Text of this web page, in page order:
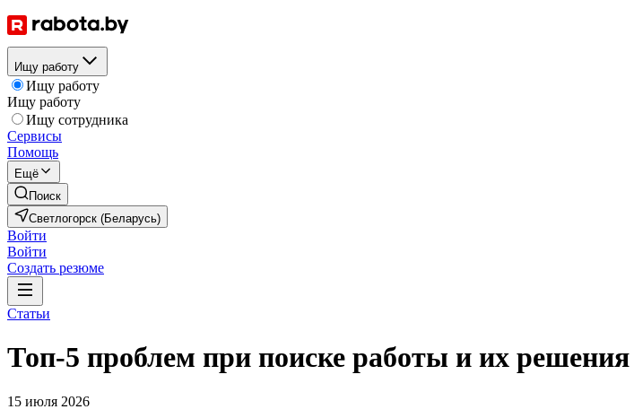
Ищу работу
Ищу работу
Ищу работу
Ищу сотрудника
Сервисы
Помощь
Ещё
Поиск
Светлогорск (Беларусь)
Войти
Войти
Создать резюме
Статьи
Топ-5 проблем при поиске работы и их решения
15 июля 2026